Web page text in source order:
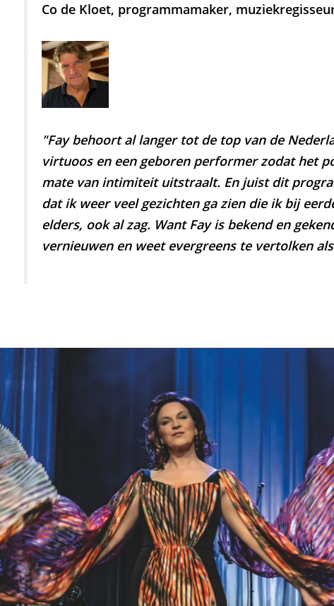
Co de Kloet, programmamaker,
"Fay behoort al langer tot de top van de
virtuoos en een geboren performer zodat het
mate van intimiteit uitstraalt. En juist dit
dat ik weer veel gezichten ga zien die ik bij
elders, ook al zag. Want Fay is bekend en
vernieuwen en weet evergreens te vertolken
Zoom